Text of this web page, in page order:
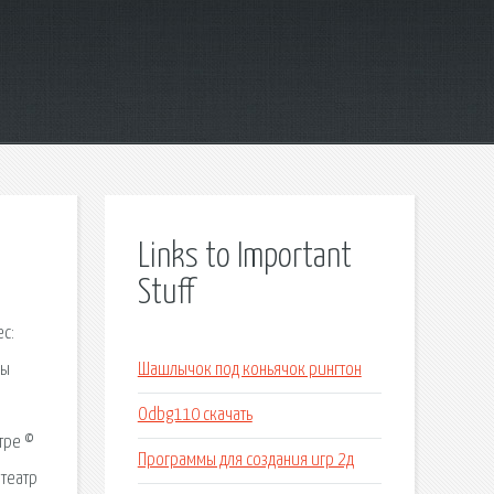
©
Links to Important
Stuff
Шашлычок под коньячок рингтон
Odbg110 скачать
Программы для создания игр 2д